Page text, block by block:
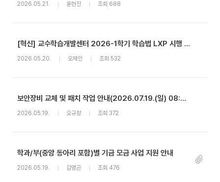
2026.05.21. 윤현진 조회 688
[혁신] 교수학습개발센터 2026-1학기 학습법 LXP 시행 안내
2026.05.20. 오제인 조회 532
보안장비 교체 및 패치 작업 안내(2026.07.19.(일) 08:00~20:00)
2026.05.19. 오규창 조회 372
학과/부(중앙 동아리 포함)별 기금 모금 사업 지원 안내
2026.05.19. 김영곤 조회 476